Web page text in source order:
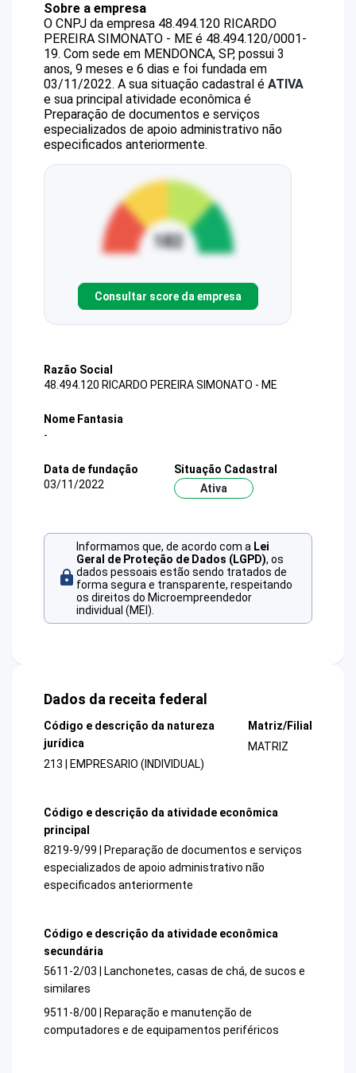
Sobre a empresa
O CNPJ da empresa 48.494.120 RICARDO
PEREIRA SIMONATO - ME é 48.494.120/0001-
19. Com sede em MENDONCA, SP, possui 3
anos, 9 meses e 6 dias e foi fundada em
03/11/2022. A sua situação cadastral é ATIVA
e sua principal atividade econômica é
Preparação de documentos e serviços
especializados de apoio administrativo não
especificados anteriormente.
Consultar score da empresa
Razão Social
48.494.120 RICARDO PEREIRA SIMONATO - ME
Nome Fantasia
-
Data de fundação
03/11/2022
Situação Cadastral
Ativa
Informamos que, de acordo com a Lei
Geral de Proteção de Dados (LGPD), os
dados pessoais estão sendo tratados de
forma segura e transparente, respeitando
os direitos do Microempreendedor
individual (MEI).
Dados da receita federal
Código e descrição da natureza
jurídica
213 | EMPRESARIO (INDIVIDUAL)
Matriz/Filial
MATRIZ
Código e descrição da atividade econômica
principal
8219-9/99 | Preparação de documentos e serviços
especializados de apoio administrativo não
especificados anteriormente
Código e descrição da atividade econômica
secundária
5611-2/03 | Lanchonetes, casas de chá, de sucos e
similares
9511-8/00 | Reparação e manutenção de
computadores e de equipamentos periféricos